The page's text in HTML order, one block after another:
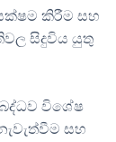
කිරීම සහ
සිදුවිය යුතු
විශේෂ
සහ